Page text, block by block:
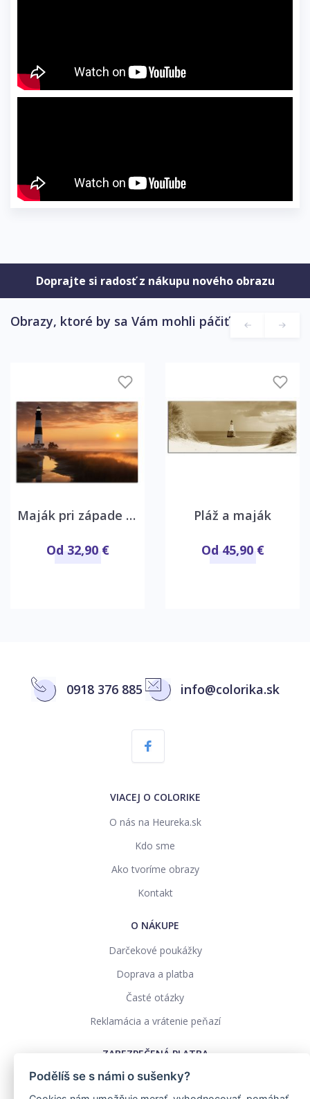
Doprajte si radosť z nákupu nového obrazu
Obrazy, ktoré by sa Vám mohli páčiť
Maják pri západe slnka
Od 32,90 €
Pláž a maják
Od 45,90 €
0918 376 885 info@colorika.sk
VIACEJ O COLORIKE
O nás na Heureka.sk
Kdo sme
Ako tvoríme obrazy
Kontakt
O NÁKUPE
Darčekové poukážky
Doprava a platba
Časté otázky
Reklamácia a vrátenie peňazí
ZABEZPEČENÁ PLATBA
Podělíš se s námi o sušenky?